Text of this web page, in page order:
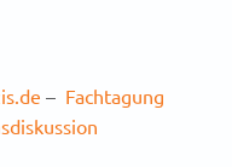
– Fachtagung